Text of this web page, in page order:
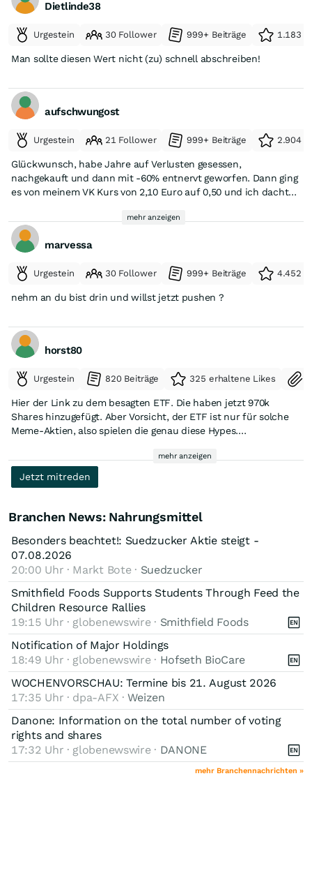
Dietlinde38
Urgestein 30 Follower 999+ Beiträge 1.183
Man sollte diesen Wert nicht (zu) schnell abschreiben!
aufschwungost
Urgestein 21 Follower 999+ Beiträge 2.904
Glückwunsch, habe Jahre auf Verlusten gesessen,
nachgekauft und dann mit -60% entnervt geworfen. Dann ging
es von meinem VK Kurs von 2,10 Euro auf 0,50 und ich dachte
Glückwunsch an alle die noch richtig abkassieren können. Am
Ende glaube ich nicht an die Übernahme durch McDonalds,
aber was dazwischen passiert ist halt entscheidend. In diesem
in den Büchern stehen. Sowas kauft man nicht, sondern nur
kein Dauerläufer!
mehr anzeigen
marvessa
Urgestein 30 Follower 999+ Beiträge 4.452
nehm an du bist drin und willst jetzt pushen ?
horst80
Urgestein 820 Beiträge 325 erhaltene Likes
Hier der Link zu dem besagten ETF. Die haben jetzt 970k
Shares hinzugefügt. Aber Vorsicht, der ETF ist nur für solche
Meme-Aktien, also spielen die genau diese Hypes.
https://www.roundhillinvestments.com/etf/meme/
mehr anzeigen
Jetzt mitreden
Branchen News: Nahrungsmittel
Besonders beachtet!: Suedzucker Aktie steigt -
07.08.2026
20:00 Uhr · Markt Bote · Suedzucker
Smithfield Foods Supports Students Through Feed the
Children Resource Rallies
19:15 Uhr · globenewswire · Smithfield Foods
Notification of Major Holdings
18:49 Uhr · globenewswire · Hofseth BioCare
WOCHENVORSCHAU: Termine bis 21. August 2026
17:35 Uhr · dpa-AFX ·Weizen
Danone: Information on the total number of voting
rights and shares
17:32 Uhr · globenewswire · DANONE
mehr Branchennachrichten »